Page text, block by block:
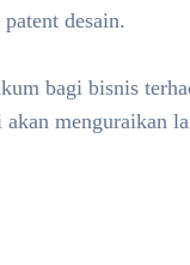
desain.
bagi bisnis
menguraikan